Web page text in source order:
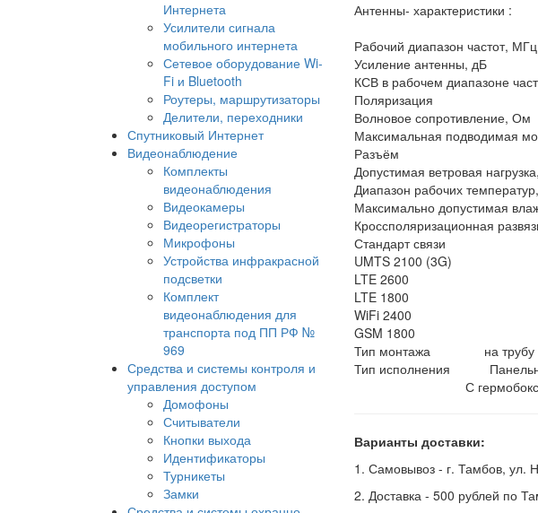
Интернета
Усилители сигнала
мобильного интернета
Сетевое оборудование Wi-
Fi и Bluetooth
Роутеры, маршрутизаторы
Делители, переходники
Спутниковый Интернет
Видеонаблюдение
Комплекты
видеонаблюдения
Видеокамеры
Видеорегистраторы
Микрофоны
Устройства инфракрасной
подсветки
Комплект
видеонаблюдения для
транспорта под ПП РФ №
969
Средства и системы контроля и
управления доступом
Домофоны
Считыватели
Кнопки выхода
Идентификаторы
Турникеты
Замки
Антенны- характеристики :
Рабочий диапазон
Усиление антенны,
КСВ в рабочем диапазоне
Поляризация
Волновое
Максимальная
Разъём
Допустимая ветровая
Диапазон рабочих
Максимально допустимая
Кроссполяризационная
Стандарт связи
UMTS 2100 (3G)
LTE 2600
LTE 1800
WiFi 2400
GSM 1800
Тип монтажа на трубу
Тип исполнения
С
Варианты доставки:
1. Самовывоз - г. Тамбов, ул.
2. Доставка - 500 рублей по